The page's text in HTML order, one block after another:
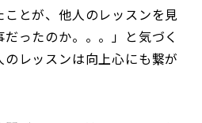
とが、他人のレッスンを見
ったのか。。。」と気づく
レッスンは向上心にも繋が